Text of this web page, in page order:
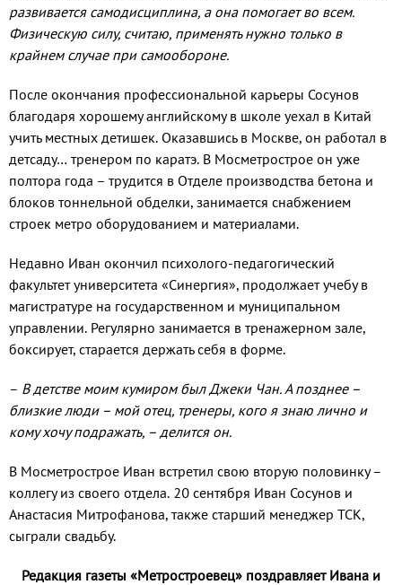
развивается самодисциплина, а она помогает во всем.
Физическую силу, считаю, применять нужно только в
крайнем случае при самообороне.
После окончания профессиональной карьеры Сосунов
благодаря хорошему английскому в школе уехал в Китай
учить местных детишек. Оказавшись в Москве, он работал в
детсаду… тренером по каратэ. В Мосметрострое он уже
полтора года – трудится в Отделе производства бетона и
блоков тоннельной обделки, занимается снабжением
строек метро оборудованием и материалами.
Недавно Иван окончил психолого-педагогический
факультет университета «Синергия», продолжает учебу в
магистратуре на государственном и муниципальном
управлении. Регулярно занимается в тренажерном зале,
боксирует, старается держать себя в форме.
– В детстве моим кумиром был Джеки Чан. А позднее –
близкие люди – мой отец, тренеры, кого я знаю лично и
кому хочу подражать, – делится он.
В Мосметрострое Иван встретил свою вторую половинку –
коллегу из своего отдела. 20 сентября Иван Сосунов и
Анастасия Митрофанова, также старший менеджер ТСК,
сыграли свадьбу.
Редакция газеты «Метростроевец» поздравляет Ивана и